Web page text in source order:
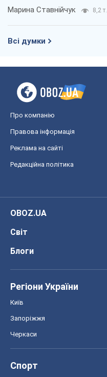
Марина Ставнійчук 8,2 т.
Всі думки
Про компанію
Правова інформація
Реклама на сайті
Редакційна політика
OBOZ.UA
Світ
Блоги
Регіони України
Київ
Запоріжжя
Черкаси
Спорт